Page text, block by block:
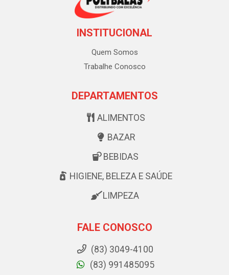
INSTITUCIONAL
Quem Somos
Trabalhe Conosco
DEPARTAMENTOS
ALIMENTOS
BAZAR
BEBIDAS
HIGIENE, BELEZA E SAÚDE
LIMPEZA
FALE CONOSCO
(83) 3049-4100
(83) 991485095